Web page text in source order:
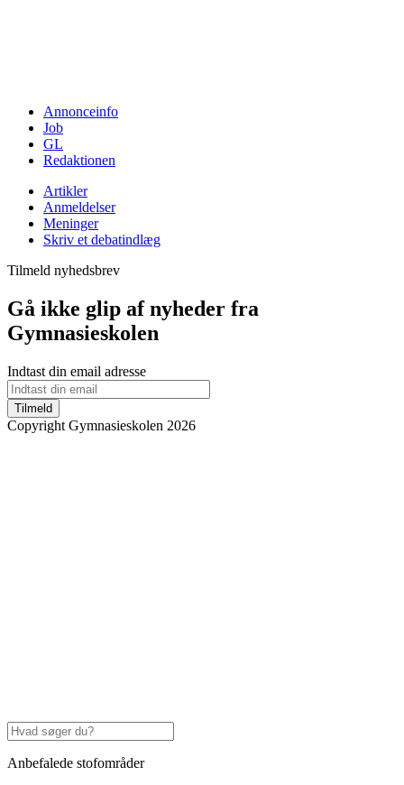
Annonceinfo
Job
GL
Redaktionen
Artikler
Anmeldelser
Meninger
Skriv et debatindlæg
Tilmeld nyhedsbrev
Gå ikke glip af nyheder fra
Gymnasieskolen
Indtast din email adresse
Tilmeld
Copyright Gymnasieskolen 2026
Anbefalede stofområder